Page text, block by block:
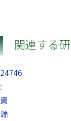
関連する
24746
:
資
源